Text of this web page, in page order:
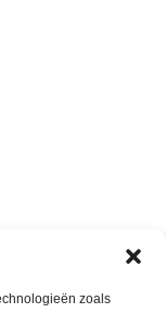
zoals